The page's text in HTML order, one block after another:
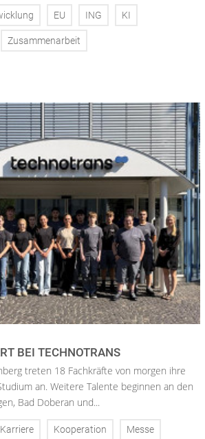
EU ING KI
Zusammenarbeit
BEI TECHNOTRANS
treten 18 Fachkräfte von morgen ihre
an. Weitere Talente beginnen an den
Bad Doberan und...
Karriere Kooperation Messe